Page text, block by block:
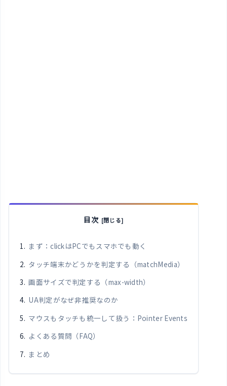
目次
まず：clickはPCでもスマホでも動く
タッチ端末かどうかを判定する（matchMedia）
画面サイズで判定する（max-width）
UA判定がなぜ非推奨なのか
マウスもタッチも統一して扱う：Pointer Events
よくある質問（FAQ）
まとめ